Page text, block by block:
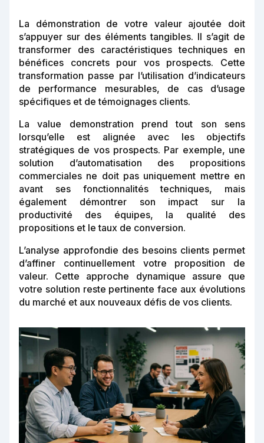
La démonstration de votre valeur ajoutée doit
s’appuyer sur des éléments tangibles. Il s’agit de
transformer des caractéristiques techniques en
bénéfices concrets pour vos prospects. Cette
transformation passe par l’utilisation d’indicateurs
de performance mesurables, de cas d’usage
spécifiques et de témoignages clients.
La value demonstration prend tout son sens
lorsqu’elle est alignée avec les objectifs
stratégiques de vos prospects. Par exemple, une
solution d’automatisation des propositions
commerciales ne doit pas uniquement mettre en
avant ses fonctionnalités techniques, mais
également démontrer son impact sur la
productivité des équipes, la qualité des
propositions et le taux de conversion.
L’analyse approfondie des besoins clients permet
d’affiner continuellement votre proposition de
valeur. Cette approche dynamique assure que
votre solution reste pertinente face aux évolutions
du marché et aux nouveaux défis de vos clients.